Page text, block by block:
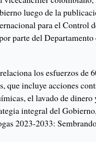
luego de la
para el Control
parte del Departamento
los esfuerzos de
que incluye acciones
el lavado de
integral del
2023-2033: